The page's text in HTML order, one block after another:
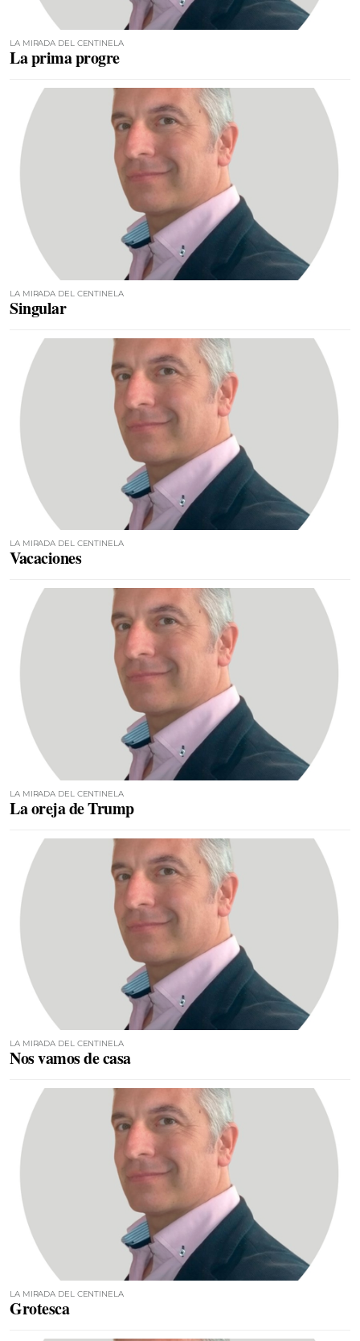
LA MIRADA DEL CENTINELA
La prima progre
LA MIRADA DEL CENTINELA
Singular
LA MIRADA DEL CENTINELA
Vacaciones
LA MIRADA DEL CENTINELA
La oreja de Trump
LA MIRADA DEL CENTINELA
Nos vamos de casa
LA MIRADA DEL CENTINELA
Grotesca